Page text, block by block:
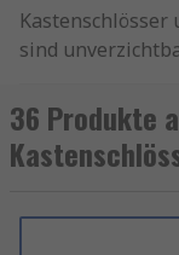
Kastenschlösser
sind
Lösungen für
keine Sorgen zu
Eigentum besser
Schlössern mit
36 Produkte